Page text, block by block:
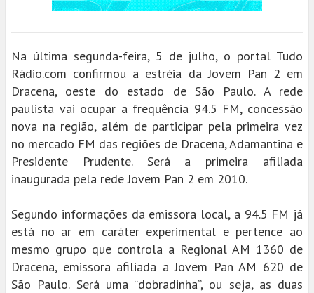
Na última segunda-feira, 5 de julho, o portal Tudo
Rádio.com confirmou a estréia da Jovem Pan 2 em
Dracena, oeste do estado de São Paulo. A rede
paulista vai ocupar a frequência 94.5 FM, concessão
nova na região, além de participar pela primeira vez
no mercado FM das regiões de Dracena, Adamantina e
Presidente Prudente. Será a primeira afiliada
inaugurada pela rede Jovem Pan 2 em 2010.
Segundo informações da emissora local, a 94.5 FM já
está no ar em caráter experimental e pertence ao
mesmo grupo que controla a Regional AM 1360 de
Dracena, emissora afiliada a Jovem Pan AM 620 de
São Paulo. Será uma “dobradinha”, ou seja, as duas